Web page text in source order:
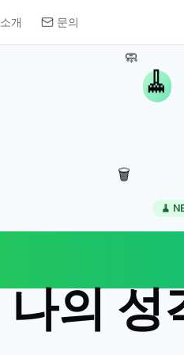
소개 문의
🧹
🧼
🗑️
🧹
나의 성